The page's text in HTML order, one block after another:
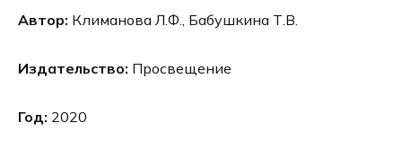
Автор: Климанова Л.Ф., Бабушкина Т.В.
Издательство: Просвещение
Год: 2020